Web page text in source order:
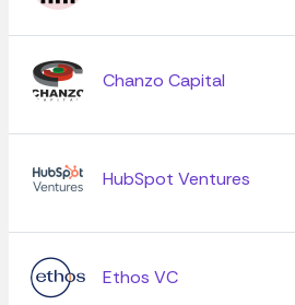
Chanzo Capital
HubSpot Ventures
Ethos VC